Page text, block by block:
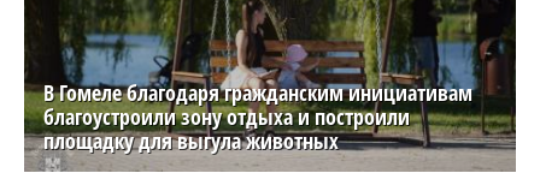
В Гомеле благодаря гражданским инициативам
благоустроили зону отдыха и построили
площадку для выгула животных